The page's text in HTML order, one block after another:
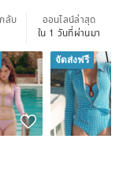
ลับ
ออนไลน์ล่าสุด
ใน 1 วันที่ผ่านมา
จัดส่งฟรี